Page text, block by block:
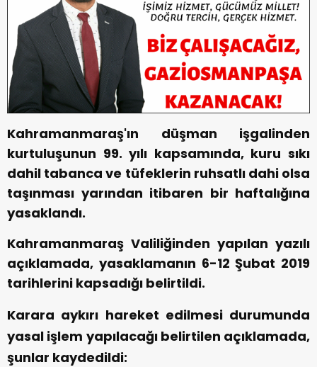
Kahramanmaraş'ın düşman işgalinden
kurtuluşunun 99. yılı kapsamında, kuru sıkı
dahil tabanca ve tüfeklerin ruhsatlı dahi olsa
taşınması yarından itibaren bir haftalığına
yasaklandı.
Kahramanmaraş Valiliğinden yapılan yazılı
açıklamada, yasaklamanın 6-12 Şubat 2019
tarihlerini kapsadığı belirtildi.
Karara aykırı hareket edilmesi durumunda
yasal işlem yapılacağı belirtilen açıklamada,
şunlar kaydedildi: